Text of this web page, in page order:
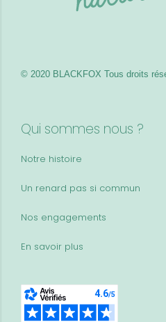
Qui sommes nous ?
Notre histoire
Un renard pas si commun
Nos engagements
En savoir plus
© 2020 BLACKFOX Tous droits